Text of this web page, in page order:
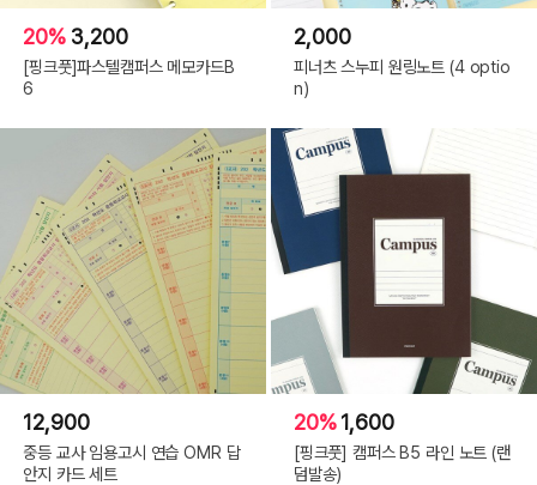
20% 3,200
[핑크풋]파스텔캠퍼스 메모카드B
6
2,000
피너츠 스누피 원링노트 (4 optio
n)
12,900
중등 교사 임용고시 연습 OMR 답
안지 카드 세트
20%1,600
[핑크풋] 캠퍼스 B5 라인 노트 (랜
덤발송)